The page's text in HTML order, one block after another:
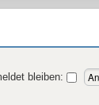
bleiben: